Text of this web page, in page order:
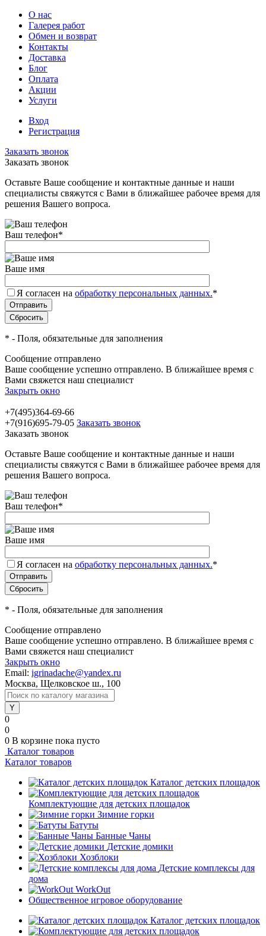
О нас
Галерея работ
Обмен и возврат
Контакты
Доставка
Блог
Оплата
Акции
Услуги
Вход
Регистрация
Заказать звонок
Заказать звонок
Оставьте Ваше сообщение и контактные данные и наши
специалисты свяжутся с Вами в ближайшее рабочее время для
решения Вашего вопроса.
Ваш телефон*
Ваше имя
Я согласен на обработку персональных данных.*
* - Поля, обязательные для заполнения
Сообщение отправлено
Ваше сообщение успешно отправлено. В ближайшее время с
Вами свяжется наш специалист
Закрыть окно
+7(495)364-69-66
+7(916)695-79-05 Заказать звонок
Заказать звонок
Оставьте Ваше сообщение и контактные данные и наши
специалисты свяжутся с Вами в ближайшее рабочее время для
решения Вашего вопроса.
Ваш телефон*
Ваше имя
Я согласен на обработку персональных данных.*
* - Поля, обязательные для заполнения
Сообщение отправлено
Ваше сообщение успешно отправлено. В ближайшее время с
Вами свяжется наш специалист
Закрыть окно
Email: igrinadache@yandex.ru
Москва, Щелковское ш., 100
0
0
0 В корзине пока пусто
Каталог товаров
Каталог товаров
Каталог детских площадок
Комплектующие для детских площадок
Зимние горки
Батуты
Банные Чаны
Детские домики
Хозблоки
Детские комплексы для
дома
WorkOut
Общественное игровое оборудование
Каталог детских площадок